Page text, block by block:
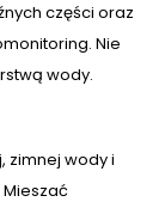
części oraz
Nie
wody.
zimnej wody i